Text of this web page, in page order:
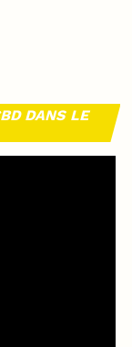
DANS LE